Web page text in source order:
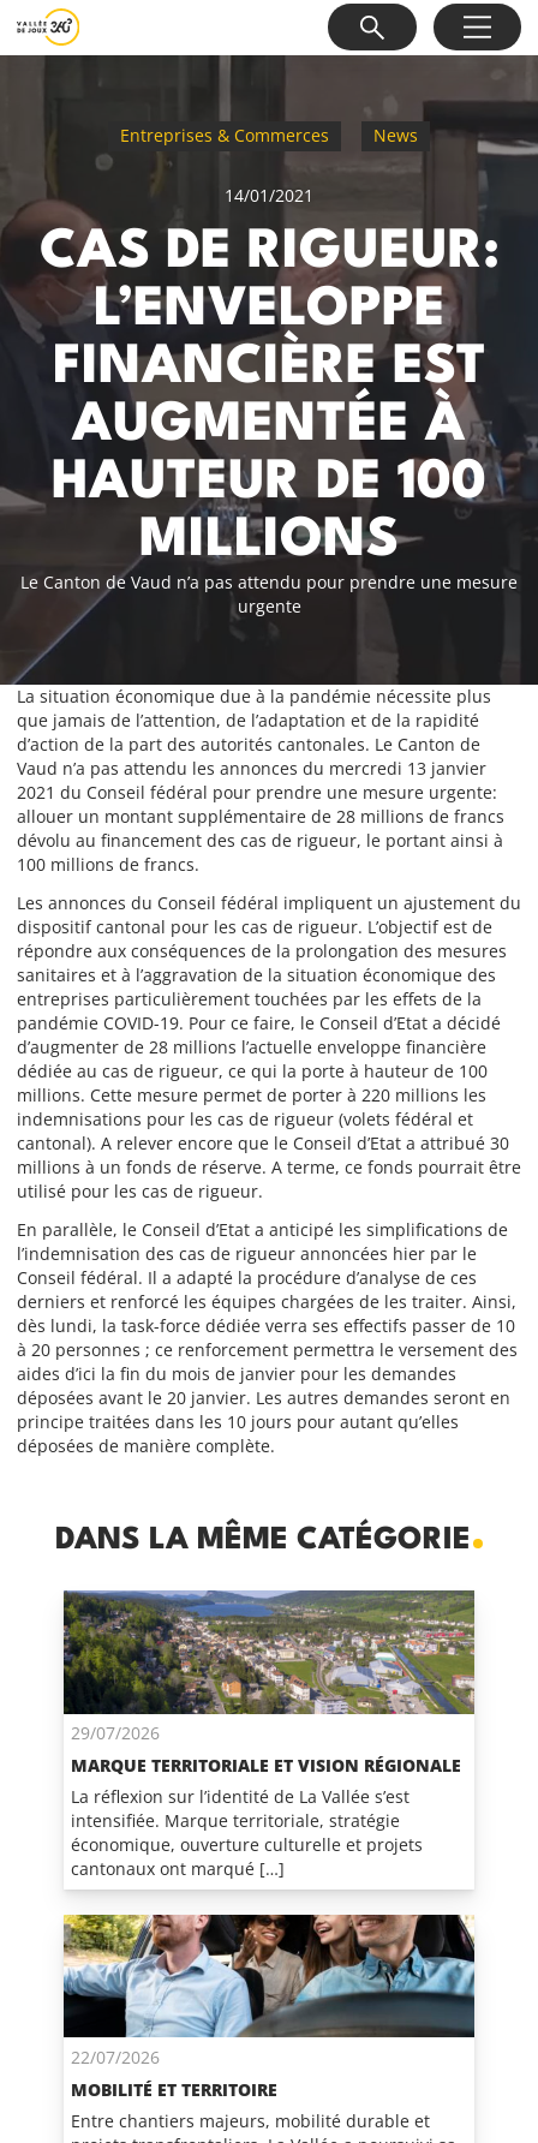
Entreprises & Commerces News
14/01/2021
CAS DE RIGUEUR:
L’ENVELOPPE
FINANCIÈRE EST
AUGMENTÉE À
HAUTEUR DE 100
MILLIONS
Le Canton de Vaud n’a pas attendu pour prendre une mesure
urgente
La situation économique due à la pandémie nécessite plus
que jamais de l’attention, de l’adaptation et de la rapidité
d’action de la part des autorités cantonales. Le Canton de
Vaud n’a pas attendu les annonces du mercredi 13 janvier
2021 du Conseil fédéral pour prendre une mesure urgente:
allouer un montant supplémentaire de 28 millions de francs
dévolu au financement des cas de rigueur, le portant ainsi à
100 millions de francs.
Les annonces du Conseil fédéral impliquent un ajustement du
dispositif cantonal pour les cas de rigueur. L’objectif est de
répondre aux conséquences de la prolongation des mesures
sanitaires et à l’aggravation de la situation économique des
entreprises particulièrement touchées par les effets de la
pandémie COVID-19. Pour ce faire, le Conseil d’Etat a décidé
d’augmenter de 28 millions l’actuelle enveloppe financière
dédiée au cas de rigueur, ce qui la porte à hauteur de 100
millions. Cette mesure permet de porter à 220 millions les
indemnisations pour les cas de rigueur (volets fédéral et
cantonal). A relever encore que le Conseil d’Etat a attribué 30
millions à un fonds de réserve. A terme, ce fonds pourrait être
utilisé pour les cas de rigueur.
En parallèle, le Conseil d’Etat a anticipé les simplifications de
l’indemnisation des cas de rigueur annoncées hier par le
Conseil fédéral. Il a adapté la procédure d’analyse de ces
derniers et renforcé les équipes chargées de les traiter. Ainsi,
dès lundi, la task-force dédiée verra ses effectifs passer de 10
à 20 personnes ; ce renforcement permettra le versement des
aides d’ici la fin du mois de janvier pour les demandes
déposées avant le 20 janvier. Les autres demandes seront en
principe traitées dans les 10 jours pour autant qu’elles
déposées de manière complète.
DANS LA MÊME CATÉGORIE
29/07/2026
MARQUE TERRITORIALE ET VISION RÉGIONALE
La réflexion sur l’identité de La Vallée s’est
intensifiée. Marque territoriale, stratégie
économique, ouverture culturelle et projets
cantonaux ont marqué […]
22/07/2026
MOBILITÉ ET TERRITOIRE
Entre chantiers majeurs, mobilité durable et